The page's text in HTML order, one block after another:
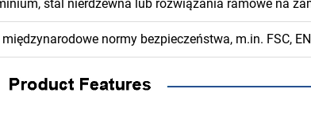
stal nierdzewna lub rozwiązania ramowe na
międzynarodowe normy bezpieczeństwa, m.in. FSC,